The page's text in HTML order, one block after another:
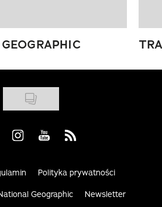
us on Facebook
Visit us on Instagram
Visit us on Youtube
Visit us on Rss
Polityka prywatności
Geographic Newsletter